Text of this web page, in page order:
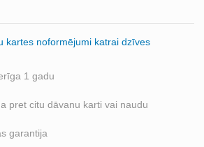
kartes noformējumi katrai dzīves
1 gadu
pret citu dāvanu karti vai naudu
garantija